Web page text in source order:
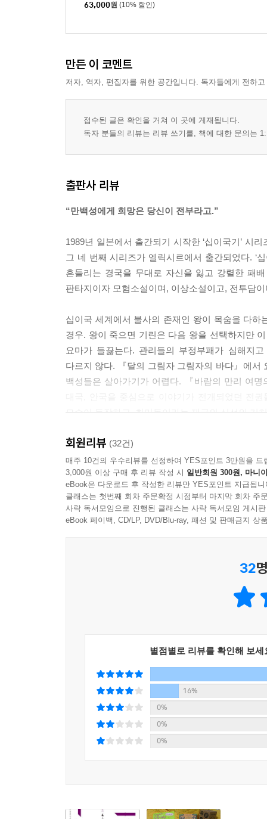
63,000원 (10% 할인)
만든 이 코멘트
저자, 역자, 편집자를 위한 공간입니다. 독자들에게 전하
접수된 글은 확인을 거쳐 이 곳에 게재됩니다.
독자 분들의 리뷰는 리뷰 쓰기를, 책에 대한 문의는
출판사 리뷰
“만백성에게 희망은 당신이 전부라고.”
1989년 일본에서 출간되기 시작한 ‘십이국기’ 시
그 네 번째 시리즈가 엘릭시르에서 출간되었다. ‘
흔들리는 경국을 무대로 자신을 잃고 강렬한 패
판타지이자 모험소설이며, 이상소설이고, 전투담
십이국 세계에서 불사의 존재인 왕이 목숨을 다
경우. 왕이 죽으면 기린은 다음 왕을 선택하지만
요마가 들끓는다. 관리들의 부정부패가 심해지
다르지 않다. 『달의 그림자 그림자의 바다』에
백성들은 살아가기가 어렵다. 『바람의 만리 여
모습이 등장하고, 취미동이라는 재국의 신선의 거
경국의 왕, 방국의 폐위된 공주, 해객 출신의 하
점이다. 경국의 왕에 오른 요코는 십이국 세계에
하는지조차 모르겠다. 하지만 ‘좋은 나라’가 어떤
쇼케이는 공주로서의 지위를 박탈당하고 하녀가
위치에도 책임이 있고, 백성들의 생활을 알려고
섞여 이 세계를 알아가려 노력한다. 쇼케이와
그동안 부정부패를 일삼은 관리들을 정리해야
시리즈가 동화와도 같은 이상과 희망을 추구하
숨쉬고 있는 사람들은 현실의 인간들과 크게
존재하지만 갈등을 해소하는 주체는 영웅인 왕
돌아보고 느끼길 바랐다. ‘십이국기’ 시리즈
회원리뷰 (32건)
매주 10건의 우수리뷰를 선정하여 YES포인트 3만원을 드
3,000원 이상 구매 후 리뷰 작성 시 일반회원 300원, 마니
eBook은 다운로드 후 작성한 리뷰만 YES포인트 지급됩니
클래스는 첫번째 회차 주문확정 시점부터 마지막 회차 주
사락 독서모임으로 진행된 클래스는 사락 독서모임 게시
eBook 페이백, CD/LP, DVD/Blu-ray, 패션 및 판매금지 상
32
별점별로 리뷰를 확인해 보세
16%
0%
0%
0%